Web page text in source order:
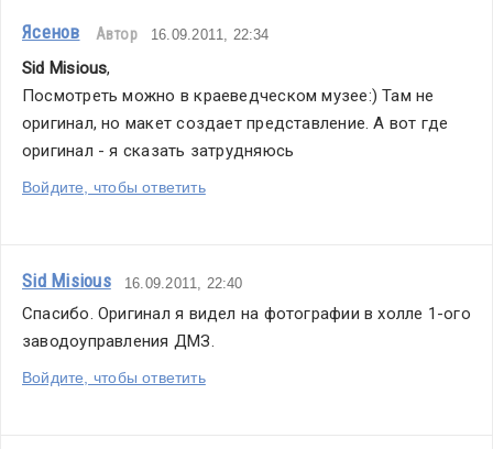
Ясенов Автор 16.09.2011, 22:34
Sid Misious,
Посмотреть можно в краеведческом музее:) Там не
оригинал, но макет создает представление. А вот где
оригинал - я сказать затрудняюсь
Войдите, чтобы ответить
Sid Misious 16.09.2011, 22:40
Спасибо. Оригинал я видел на фотографии в холле 1-ого
заводоуправления ДМЗ.
Войдите, чтобы ответить